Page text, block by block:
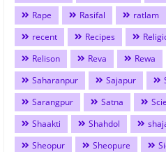
Rape
Rasifal ratlam
recent
Recipes
Relison
Reva Rewa
Saharanpur
Sajapur
Sarangpur
Satna
Shaakti
Shahdol
Sheopur
Sheopure